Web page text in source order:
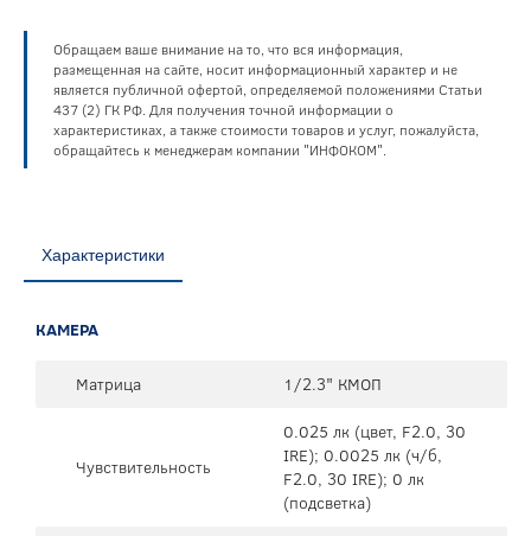
Обращаем ваше внимание на то, что вся информация,
размещенная на сайте, носит информационный характер и не
является публичной офертой, определяемой положениями Статьи
437 (2) ГК РФ. Для получения точной информации о
характеристиках, а также стоимости товаров и услуг, пожалуйста,
обращайтесь к менеджерам компании "ИНФОКОМ".
Характеристики
КАМЕРА
Матрица 1/2.3" КМОП
Чувствительность
0.025 лк (цвет, F2.0, 30
IRE); 0.0025 лк (ч/б,
F2.0, 30 IRE); 0 лк
(подсветка)